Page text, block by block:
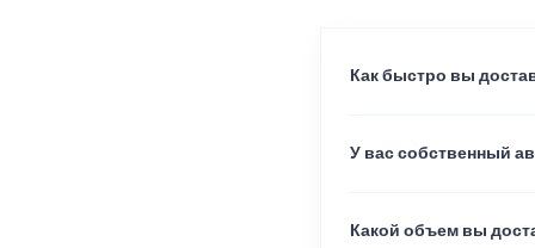
Как быстро вы
У вас собственный
Какой объем вы